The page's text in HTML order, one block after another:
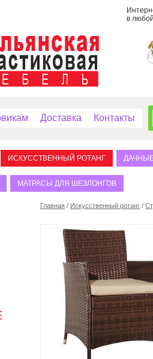
в
Доставка Контакты
ИСКУССТВЕННЫЙ РОТАНГ
МАТРАСЫ ДЛЯ ШЕЗЛОНГОВ
Главная / Искусственный ротанг /